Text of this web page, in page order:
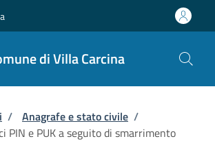
di Villa Carcina
pane
/ Anagrafe e stato civile /
PIN e PUK a seguito di smarrimento